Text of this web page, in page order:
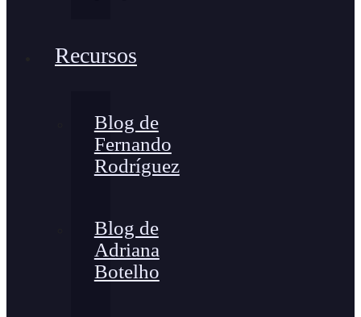
Recursos
Blog de
Fernando
Rodríguez
Blog de
Adriana
Botelho